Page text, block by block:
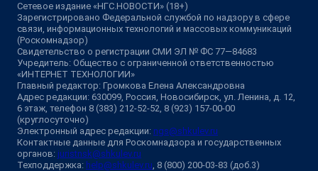
Сетевое издание «НГС.НОВОСТИ» (18+)
Зарегистрировано Федеральной службой по надзору в сфере
связи, информационных технологий и массовых коммуникаций
(Роскомнадзор)
Свидетельство о регистрации СМИ ЭЛ № ФС 77—84683
Учредитель: Общество с ограниченной ответственностью
«ИНТЕРНЕТ ТЕХНОЛОГИИ»
Главный редактор: Громкова Елена Александровна
Адрес редакции: 630099, Россия, Новосибирск, ул. Ленина, д. 12,
6 этаж, телефон 8 (383) 212-52-52, 8 (923) 157-00-00
(круглосуточно)
Электронный адрес редакции: ngs@shkulev.ru
Контактные данные для Роскомнадзора и государственных
органов: juristnsk@shkulev.ru
Техподдержка: help@shkulev.ru, 8 (800) 200-03-83 (доб.3)